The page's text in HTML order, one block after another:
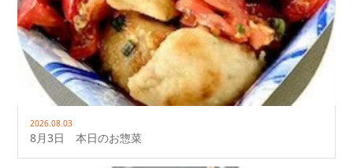
2026.08.03
8月3日 本日のお惣菜